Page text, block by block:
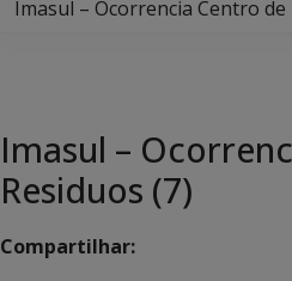
Imasul – Ocorrencia Centro de
Imasul –
Residuos (7)
Compartilhar: